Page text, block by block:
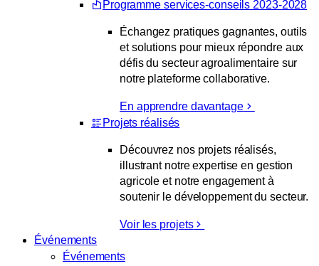
Programme services-conseils 2023-2028
Échangez pratiques gagnantes, outils
et solutions pour mieux répondre aux
défis du secteur agroalimentaire sur
notre plateforme collaborative.
En apprendre davantage
Projets réalisés
Découvrez nos projets réalisés,
illustrant notre expertise en gestion
agricole et notre engagement à
soutenir le développement du secteur.
Voir les projets
Événements
Événements